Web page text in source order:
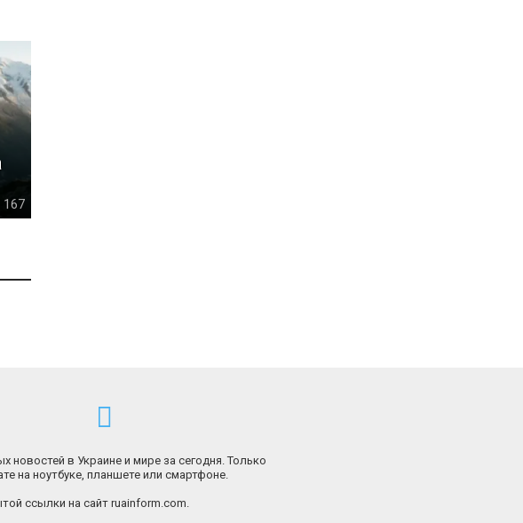
167
новостей в Украине и мире за сегодня. Только
на ноутбуке, планшете или смартфоне.
ссылки на сайт ruainform.com.